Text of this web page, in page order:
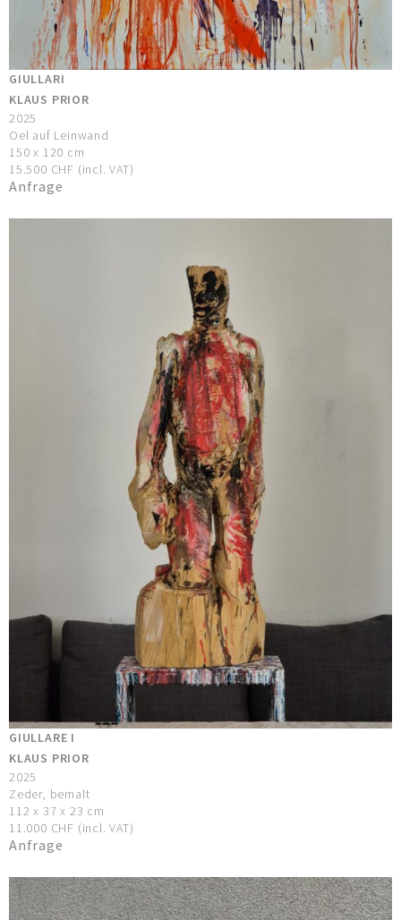
GIULLARI
KLAUS PRIOR
2025
Oel auf Leinwand
150 x 120 cm
15.500 CHF (incl. VAT)
Anfrage
GIULLARE I
KLAUS PRIOR
2025
Zeder, bemalt
112 x 37 x 23 cm
11.000 CHF (incl. VAT)
Anfrage